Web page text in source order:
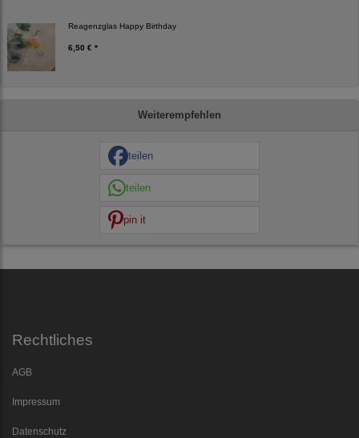
Reagenzglas Happy Birthday
6,50 € *
Weiterempfehlen
teilen
teilen
pin it
Rechtliches
AGB
Impressum
Datenschutz